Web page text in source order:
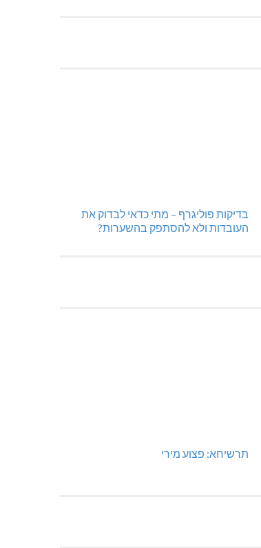
בדיקות פוליגרף – מתי כדאי לבדוק את
העובדות ולא להסתפק בהשערות?
תרשיחא: פצוע מירי